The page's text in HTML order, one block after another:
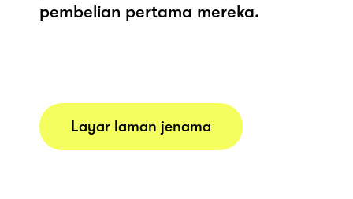
pembelian pertama mereka.
Layar laman jenama